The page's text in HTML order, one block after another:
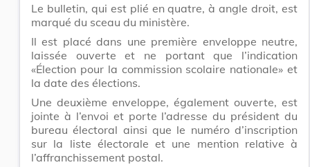
Le bulletin, qui est plié en quatre, à angle droit, est
marqué du sceau du ministère.
Il est placé dans une première enveloppe neutre,
laissée ouverte et ne portant que l’indication
«Élection pour la commission scolaire nationale» et
la date des élections.
Une deuxième enveloppe, également ouverte, est
jointe à l’envoi et porte l’adresse du président du
bureau électoral ainsi que le numéro d’inscription
sur la liste électorale et une mention relative à
l’affranchissement postal.